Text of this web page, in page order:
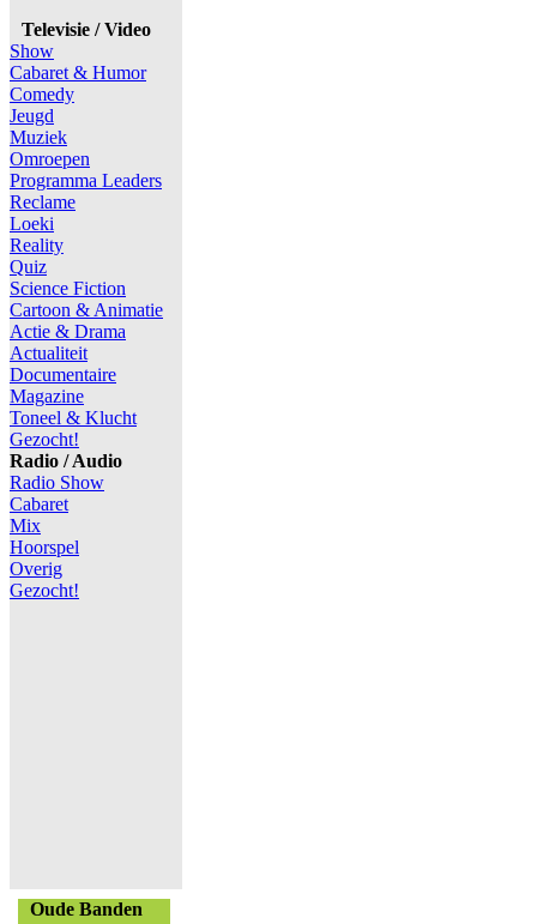
Televisie / Video
Show
Cabaret & Humor
Comedy
Jeugd
Muziek
Omroepen
Programma Leaders
Reclame
Loeki
Reality
Quiz
Science Fiction
Cartoon & Animatie
Actie & Drama
Actualiteit
Documentaire
Magazine
Toneel & Klucht
Gezocht!
Radio / Audio
Radio Show
Cabaret
Mix
Hoorspel
Overig
Gezocht!
Oude Banden